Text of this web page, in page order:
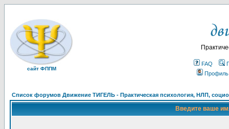
сайт ФППМ
FAQ
Профиль
Список форумов Движение ТИГЕЛЬ - Практическая психология, НЛП,
Введите ваше